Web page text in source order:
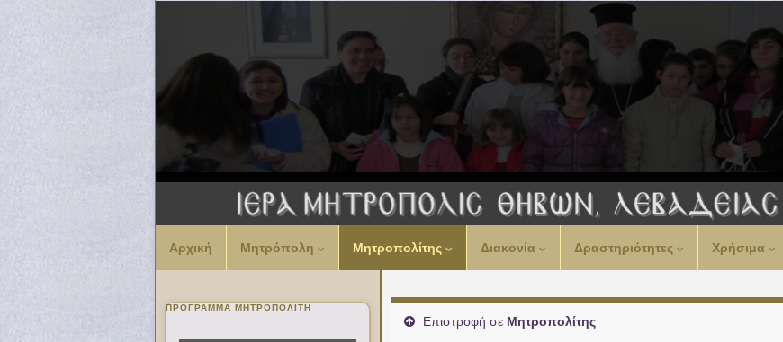
Αρχική Μητρόπολη Μητροπολίτης Διακονία Δραστηριότητες Χρήσιμα
Επιστροφή σε Μητροπολίτης
00:00
02:00
ΠΡΌΓΡΑΜΜΑ ΜΗΤΡΟΠΟΛΊΤΗ